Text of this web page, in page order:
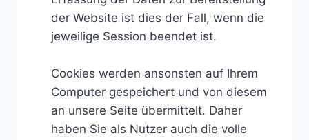
der Website ist dies der Fall, wenn die
jeweilige Session beendet ist.
Cookies werden ansonsten auf Ihrem
Computer gespeichert und von diesem
an unsere Seite übermittelt. Daher
haben Sie als Nutzer auch die volle